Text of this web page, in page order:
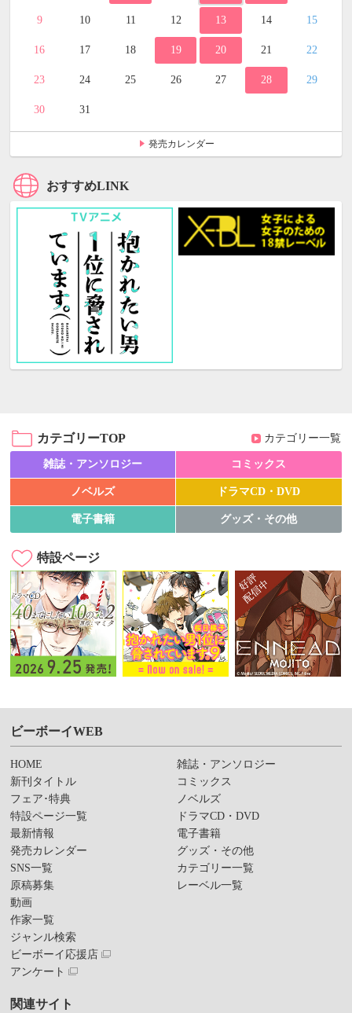
9 10 11 12 13 14 15
16 17 18 19 20 21 22
23 24 25 26 27 28 29
30 31
発売カレンダー
おすすめLINK
カテゴリーTOP カテゴリー一覧
雑誌・アンソロジー コミックス
ノベルズ ドラマCD・DVD
電子書籍 グッズ・その他
特設ページ
ビーボーイWEB
HOME
新刊タイトル
フェア･特典
特設ページ一覧
最新情報
発売カレンダー
SNS一覧
原稿募集
動画
作家一覧
ジャンル検索
ビーボーイ応援店
アンケート
雑誌・アンソロジー
コミックス
ノベルズ
ドラマCD・DVD
電子書籍
グッズ・その他
カテゴリー一覧
レーベル一覧
関連サイト